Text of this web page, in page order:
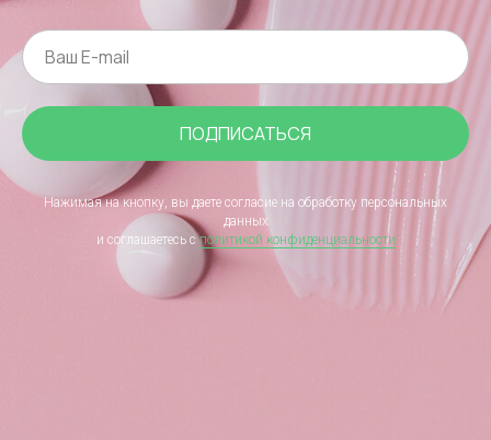
ПОДПИСАТЬСЯ
Нажимая на кнопку, вы даете согласие на обработку персональных
данных
и соглашаетесь cполитикой конфиденциальности